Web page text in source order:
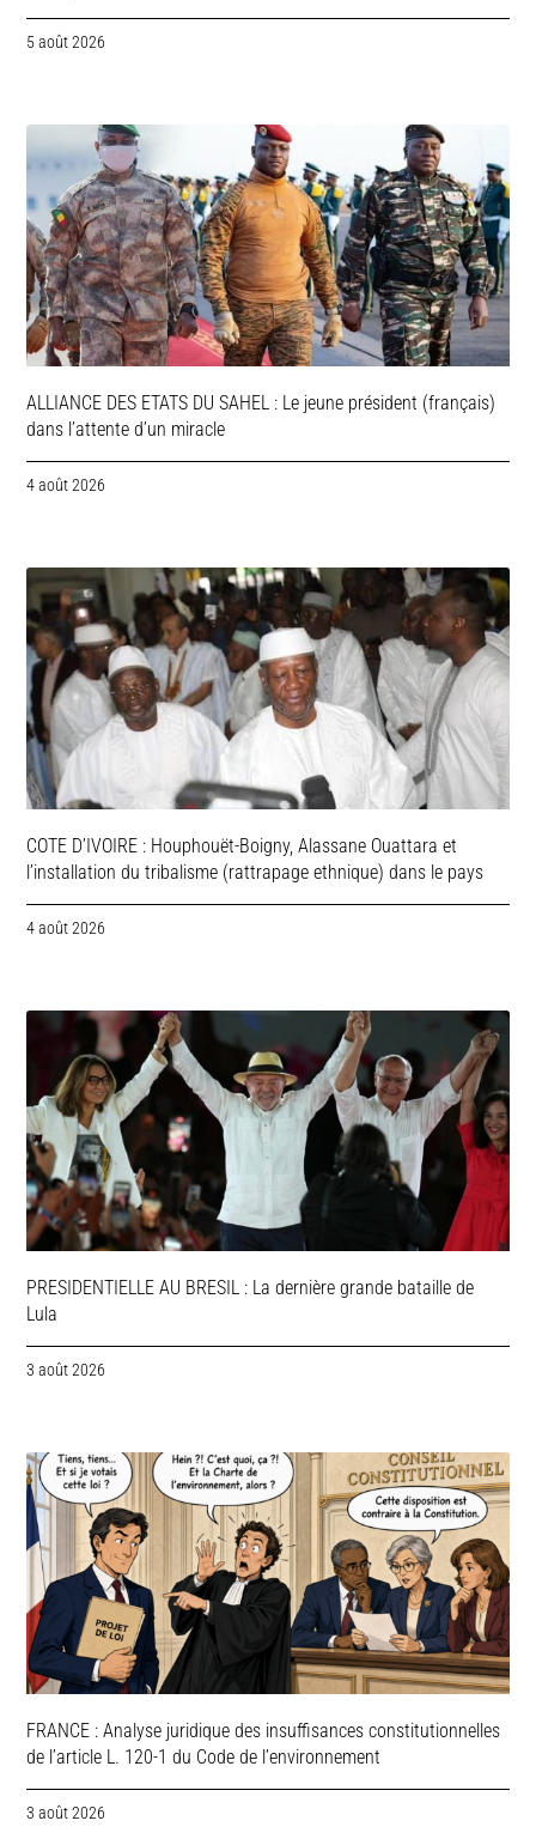
5 août 2026
ALLIANCE DES ETATS DU SAHEL : Le jeune président (français)
dans l’attente d’un miracle
4 août 2026
COTE D’IVOIRE : Houphouët-Boigny, Alassane Ouattara et
l’installation du tribalisme (rattrapage ethnique) dans le pays
4 août 2026
PRESIDENTIELLE AU BRESIL : La dernière grande bataille de
Lula
3 août 2026
FRANCE : Analyse juridique des insuffisances constitutionnelles
de l’article L. 120-1 du Code de l’environnement
3 août 2026